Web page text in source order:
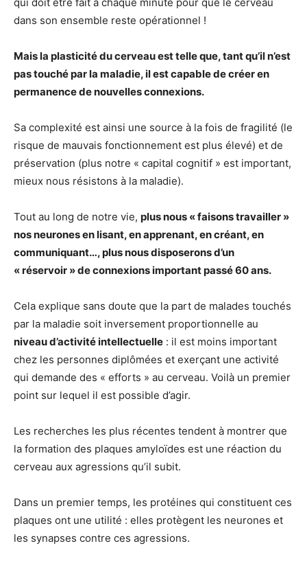
dans son ensemble reste opérationnel !
Mais la plasticité du cerveau est telle que, tant qu’il n’est
pas touché par la maladie, il est capable de créer en
permanence de nouvelles connexions.
Sa complexité est ainsi une source à la fois de fragilité (le
risque de mauvais fonctionnement est plus élevé) et de
préservation (plus notre « capital cognitif » est important,
mieux nous résistons à la maladie).
Tout au long de notre vie, plus nous « faisons travailler »
nos neurones en lisant, en apprenant, en créant, en
communiquant…, plus nous disposerons d’un
« réservoir » de connexions important passé 60 ans.
Cela explique sans doute que la part de malades touchés
par la maladie soit inversement proportionnelle au
niveau d’activité intellectuelle : il est moins important
chez les personnes diplômées et exerçant une activité
qui demande des « efforts » au cerveau. Voilà un premier
point sur lequel il est possible d’agir.
Les recherches les plus récentes tendent à montrer que
la formation des plaques amyloïdes est une réaction du
cerveau aux agressions qu’il subit.
Dans un premier temps, les protéines qui constituent ces
plaques ont une utilité : elles protègent les neurones et
les synapses contre ces agressions.